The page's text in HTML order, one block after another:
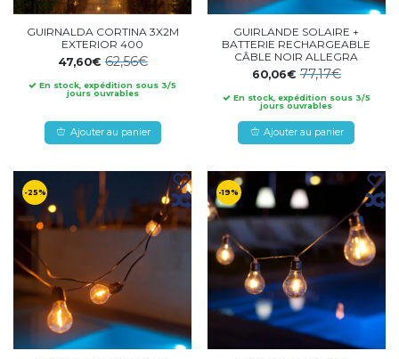
GUIRNALDA CORTINA 3X2M
EXTERIOR 400
47,60€62,56€
En stock, expédition sous 3/5
jours ouvrables
Ajouter au panier
GUIRLANDE SOLAIRE +
BATTERIE RECHARGEABLE
CÂBLE NOIR ALLEGRA
60,06€77,17€
En stock, expédition sous 3/5
jours ouvrables
Ajouter au panier
-25% -19%